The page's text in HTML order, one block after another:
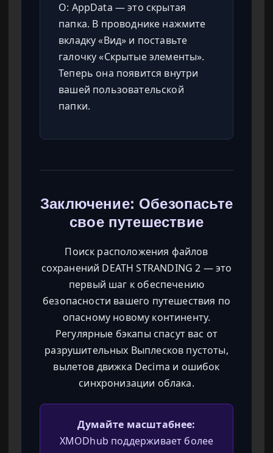
О: AppData — это скрытая
папка. В проводнике нажмите
вкладку «Вид» и поставьте
галочку «Скрытые элементы».
Теперь она появится внутри
вашей пользовательской
папки.
Заключение: Обезопасьте
свое путешествие
Поиск расположения файлов
сохранений DEATH STRANDING 2 — это
первый шаг к обеспечению
безопасности вашего путешествия по
опасному новому континенту.
Регулярные бэкапы спасут вас от
разрушительных Выплесков пустоты,
вылетов движка Decima и ошибок
синхронизации облака.
Думайте масштабнее:
XMODhub поддерживает более